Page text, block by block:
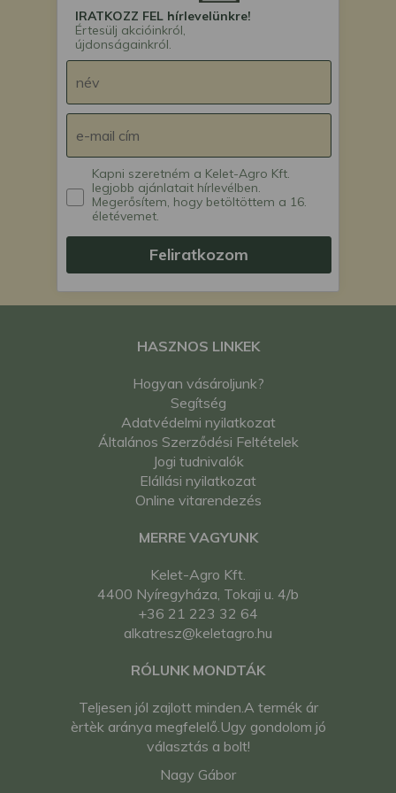
IRATKOZZ FEL hírlevelünkre!
Értesülj akcióinkról,
újdonságainkról.
Kapni szeretném a Kelet-Agro Kft.
legjobb ajánlatait hírlevélben.
Megerősítem, hogy betöltöttem a 16.
életévemet.
Feliratkozom
HASZNOS LINKEK
Hogyan vásároljunk?
Segítség
Adatvédelmi nyilatkozat
Általános Szerződési Feltételek
Jogi tudnivalók
Elállási nyilatkozat
Online vitarendezés
MERRE VAGYUNK
Kelet-Agro Kft.
4400 Nyíregyháza, Tokaji u. 4/b
+36 21 223 32 64
alkatresz@keletagro.hu
RÓLUNK MONDTÁK
Teljesen jól zajlott minden.A termék ár
èrtèk aránya megfelelő.Ugy gondolom jó
választás a bolt!
Nagy Gábor